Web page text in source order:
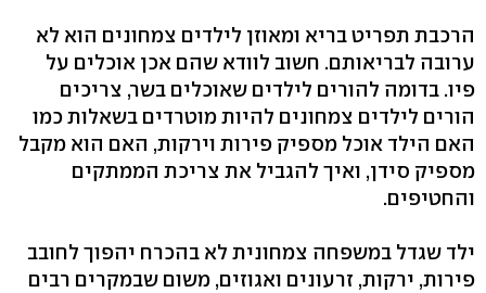
הרכבת תפריט בריא ומאוזן לילדים צמחונים הוא לא
ערובה לבריאותם. חשוב לוודא שהם אכן אוכלים על
פיו. בדומה להורים לילדים שאוכלים בשר, צריכים
הורים לילדים צמחונים להיות מוטרדים בשאלות כמו
האם הילד אוכל מספיק פירות וירקות, האם הוא מקבל
מספיק סידן, ואיך להגביל את צריכת הממתקים
והחטיפים.
ילד שגדל במשפחה צמחונית לא בהכרח יהפוך לחובב
פירות, ירקות, זרעונים ואגוזים, משום שבמקרים רבים